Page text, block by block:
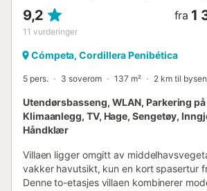
9,2
11 vurderinger
fra 1
Cómpeta, Cordillera Penibética
5 pers. 3 soverom 137 m² 2 km til
Utendørsbasseng, WLAN, Parkering
Klimaanlegg, TV, Hage, Sengetøy,
Håndklær
Villaen ligger omgitt av
vakker havutsikt, kun en kort spasertur
Denne to-etasjes villaen kombinerer